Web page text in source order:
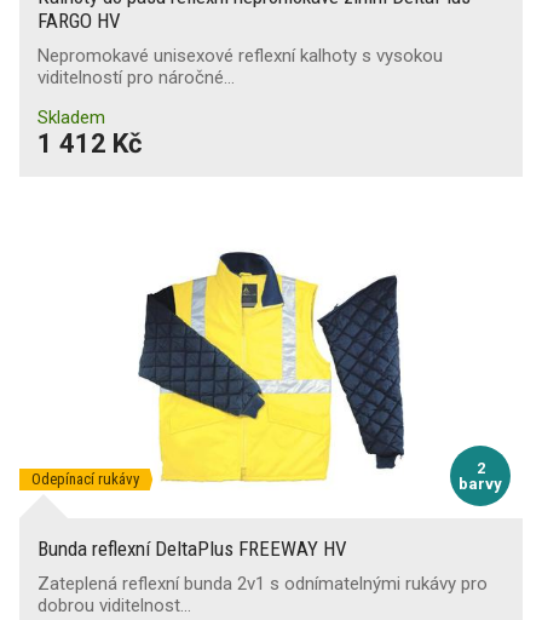
FARGO HV
Nepromokavé unisexové reflexní kalhoty s vysokou
viditelností pro náročné…
Skladem
1 412 Kč
2
barvy
Odepínací rukávy
Bunda reflexní DeltaPlus FREEWAY HV
Zateplená reflexní bunda 2v1 s odnímatelnými rukávy pro
dobrou viditelnost…